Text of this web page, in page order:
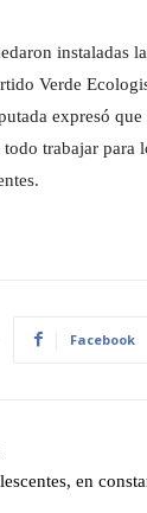
instaladas
Verde
expresó
trabajar para
Facebook
en